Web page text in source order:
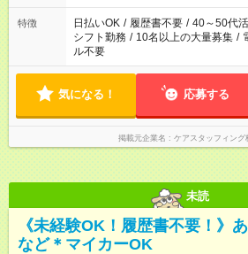
特徴 日払いOK / 履歴書不要 / 40～50代
シフト勤務 / 10名以上の大量募集 /
ル不要
気になる！ 応募する
掲載元企業名 ケアスタッフィング
未読
《未経験OK！履歴書不要！》
など＊マイカーOK